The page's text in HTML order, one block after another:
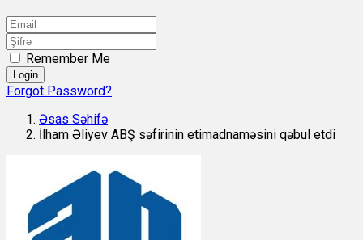
Remember Me
Login
Forgot Password?
Əsas Səhifə
İlham Əliyev ABŞ səfirinin etimadnaməsini qəbul etdi